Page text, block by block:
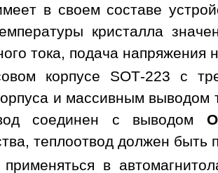
в своем составе
кристалла
тока, подача напряжения
корпусе SOT-223 с
и массивным выводом
соединен с выводом
теплоотвод должен быть
применяться в